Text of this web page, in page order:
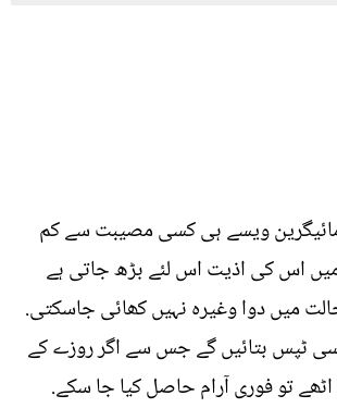
مائیگرین ویسے ہی کسی مصیبت سے کم
میں اس کی اذیت اس لئے بڑھ جاتی ہے
میں دوا وغیرہ نہیں کھائی جاسکتی.
آج ہم 3 ایسی ٹپس بتائیں گے جس سے اگر روزے کے
تو فوری آرام حاصل کیا جا سکے.